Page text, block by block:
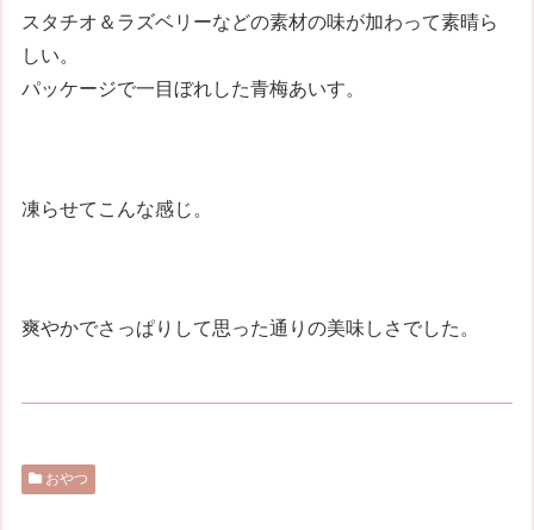
スタチオ＆ラズベリーなどの素材の味が加わって素晴ら
しい。
パッケージで一目ぼれした青梅あいす。
凍らせてこんな感じ。
爽やかでさっぱりして思った通りの美味しさでした。
おやつ